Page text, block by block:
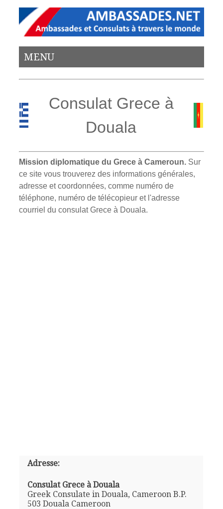
MENU
Consulat Grece à
Douala
Mission diplomatique du Grece à Cameroun. Sur
ce site vous trouverez des informations générales,
adresse et coordonnées, comme numéro de
téléphone, numéro de télécopieur et l'adresse
courriel du consulat Grece à Douala.
Adresse:
Consulat Grece à Douala
Greek Consulate in Douala, Cameroon B.P.
503 Douala Cameroon